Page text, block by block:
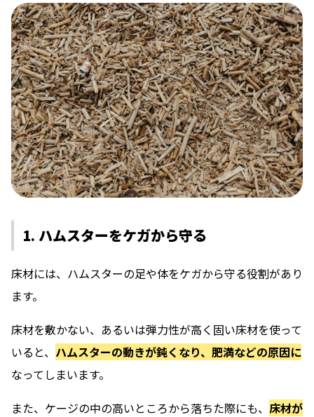
1. ハムスターをケガから守る
床材には、ハムスターの足や体をケガから守る役割があり
ます。
床材を敷かない、あるいは弾力性が高く固い床材を使って
いると、 ハムスターの動きが鈍くなり、肥満などの原因に
なってしまいます。
また、ケージの中の高いところから落ちた際にも、 床材が